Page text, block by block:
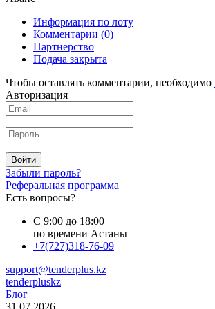
Информация по лоту
Комментарии (0)
Партнерство
Подача закрыта
Чтобы оставлять комментарии, необходимо
Авторизация
Войти
Забыли пароль?
Реферальная программа
Есть вопросы?
С 9:00 до 18:00
по времени Астаны
+7(727)318-76-09
support@tenderplus.kz
tenderpluskz
Блог